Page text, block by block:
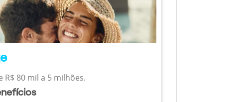
R$ 80 mil a 5 milhões.